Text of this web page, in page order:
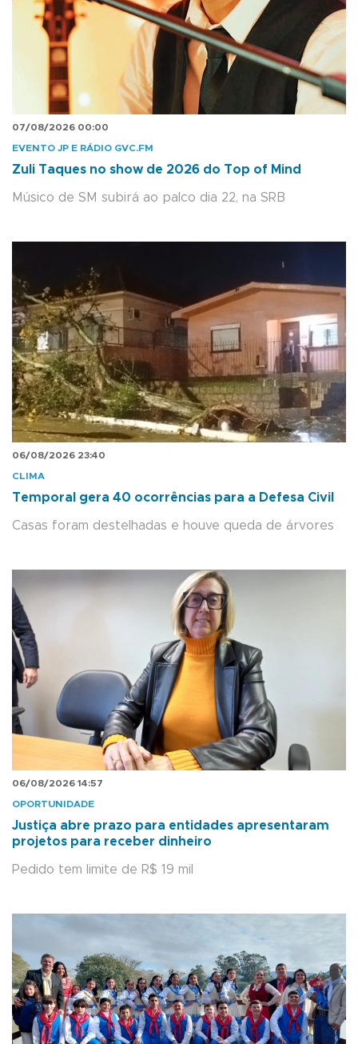
07/08/2026 00:00
EVENTO JP E RÁDIO GVC.FM
Zuli Taques no show de 2026 do Top of Mind
Músico de SM subirá ao palco dia 22, na SRB
06/08/2026 23:40
CLIMA
Temporal gera 40 ocorrências para a Defesa Civil
Casas foram destelhadas e houve queda de árvores
06/08/2026 14:57
OPORTUNIDADE
Justiça abre prazo para entidades apresentaram
projetos para receber dinheiro
Pedido tem limite de R$ 19 mil